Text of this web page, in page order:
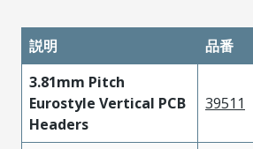
説明
品番
3.81mm Pitch
Eurostyle Vertical PCB
Headers
39511